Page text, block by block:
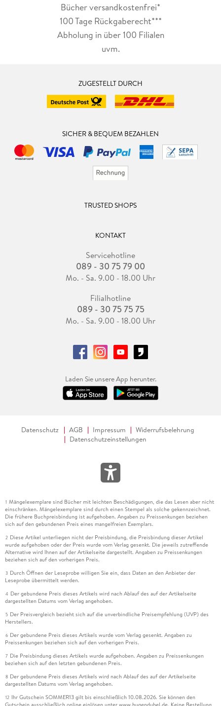
Bücher versandkostenfrei*
100 Tage Rückgaberecht***
Abholung in über 100 Filialen
uvm.
ZUGESTELLT DURCH
SICHER & BEQUEM BEZAHLEN
TRUSTED SHOPS
KONTAKT
Servicehotline
089 - 30 75 79 00
Mo. - Sa. 9.00 - 18.00 Uhr
Filialhotline
089 - 30 75 75 75
Mo. - Sa. 9.00 - 18.00 Uhr
Laden Sie unsere App herunter.
Datenschutz AGB Impressum
Widerrufsbelehrung
Datenschutzeinstellungen
1 Mängelexemplare sind Bücher mit leichten Beschädigungen, die das Lesen aber nicht
einschränken. Mängelexemplare sind durch einen Stempel als solche gekennzeichnet.
Die frühere Buchpreisbindung ist aufgehoben. Angaben zu Preissenkungen beziehen
sich auf den gebundenen Preis eines mangelfreien Exemplars.
2 Diese Artikel unterliegen nicht der Preisbindung, die Preisbindung dieser Artikel
wurde aufgehoben oder der Preis wurde vom Verlag gesenkt. Die jeweils zutreffende
Alternative wird Ihnen auf der Artikelseite dargestellt. Angaben zu Preissenkungen
beziehen sich auf den vorherigen Preis.
3 Durch Öffnen der Leseprobe willigen Sie ein, dass Daten an den Anbieter der
Leseprobe übermittelt werden.
4 Der gebundene Preis dieses Artikels wird nach Ablauf des auf der Artikelseite
dargestellten Datums vom Verlag angehoben.
5 Der Preisvergleich bezieht sich auf die unverbindliche Preisempfehlung (UVP) des
Herstellers.
6 Der gebundene Preis dieses Artikels wurde vom Verlag gesenkt. Angaben zu
Preissenkungen beziehen sich auf den vorherigen Preis.
7 Die Preisbindung dieses Artikels wurde aufgehoben. Angaben zu Preissenkungen
beziehen sich auf den letzten gebundenen Preis.
8 Der gebundene Preis dieses Artikels wird nach Ablauf des auf der Artikelseite
dargestellten Datums vom Verlag angehoben.
12 Ihr Gutschein SOMMER13 gilt bis einschließlich 10.08.2026. Sie können den